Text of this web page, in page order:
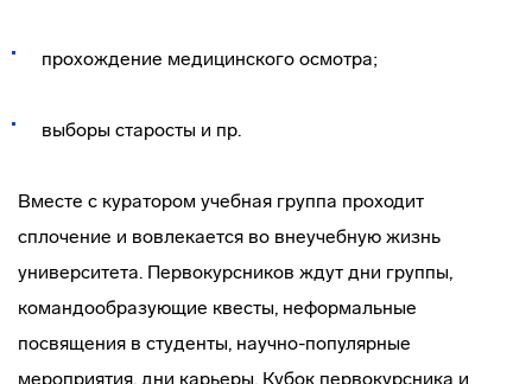
прохождение медицинского осмотра;
выборы старосты и пр.
Вместе с куратором учебная группа проходит
сплочение и вовлекается во внеучебную жизнь
университета. Первокурсников ждут дни группы,
командообразующие квесты, неформальные
посвящения в студенты, научно-популярные
мероприятия, дни карьеры, Кубок первокурсника и